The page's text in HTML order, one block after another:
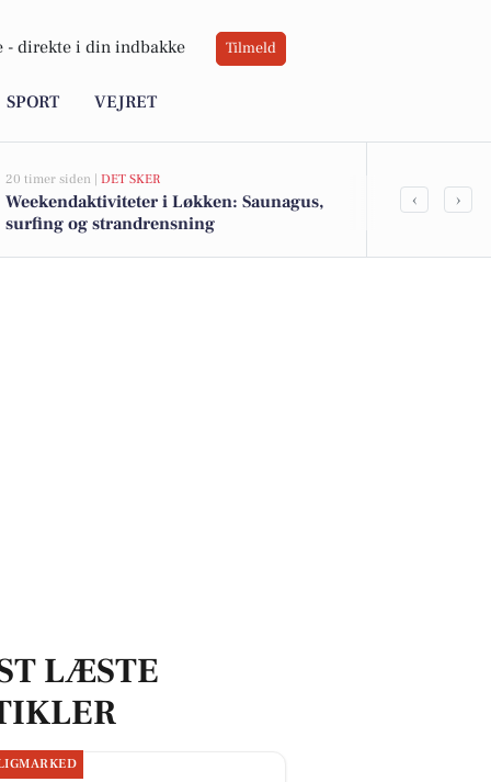
- direkte i din indbakke Tilmeld
SPORT VEJRET
20 timer siden | DET SKER
Weekendaktiviteter i Løkken: Saunagus,
surfing og strandrensning
Oplev
‹ ›
LÆSTE